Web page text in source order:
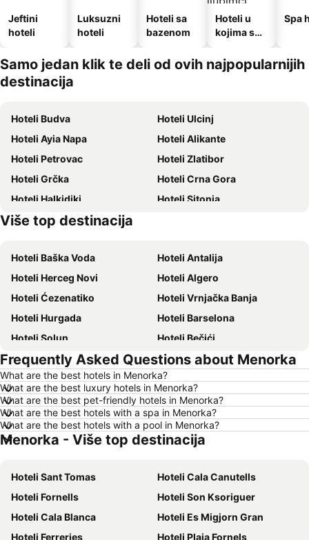
Jeftini
hoteli
Luksuzni
hoteli
Hoteli sa
bazenom
Hoteli u
kojima su
kućni
ljubimci
Spa
Samo jedan klik te deli od ovih najpopularnijih
destinacija
Hoteli Budva
Hoteli Ulcinj
Hoteli Ayia Napa
Hoteli Alikante
Hoteli Petrovac
Hoteli Zlatibor
Hoteli Grčka
Hoteli Crna Gora
Hoteli Halkidiki
Hoteli Sitonia
Hoteli Krit
Više top destinacija
Hoteli Baška Voda
Hoteli Antalija
Hoteli Herceg Novi
Hoteli Algero
Hoteli Ćezenatiko
Hoteli Vrnjačka Banja
Hoteli Hurgada
Hoteli Barselona
Hoteli Solun
Hoteli Bečići
Hoteli Hanija
Hoteli Tivat
Hoteli Nica
Hoteli Sutomore
Hoteli Rim
Hoteli Nei Pori
Hoteli Pefkohori
Hoteli Rimini
Hoteli Milano
Hoteli Hrvatsko primorje
Hoteli Sardinija
Hoteli Ostrvo Tasos
Hoteli Santorini
Hoteli Italija
Hoteli Srbija
Hoteli Malta
Frequently Asked Questions about Menorka
What are the best hotels in Menorka?
What are the best luxury hotels in Menorka?
What are the best pet-friendly hotels in Menorka?
What are the best hotels with a spa in Menorka?
What are the best hotels with a pool in Menorka?
Menorka - Više top destinacija
Hoteli Sant Tomas
Hoteli Cala Canutells
Hoteli Fornells
Hoteli Son Ksoriguer
Hoteli Cala Blanca
Hoteli Es Migjorn Gran
Hoteli Ferreries
Hoteli Plaja Fornels